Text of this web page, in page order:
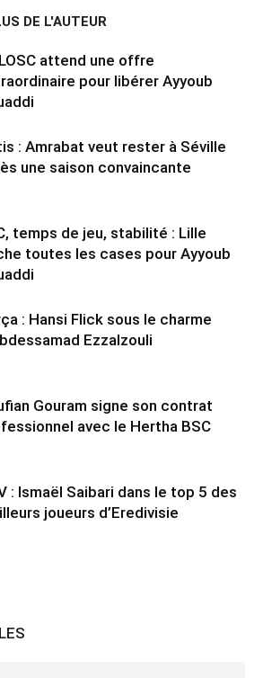
DE L'AUTEUR
attend une offre
pour libérer Ayyoub
: Amrabat veut rester à Séville
une saison convaincante
temps de jeu, stabilité : Lille
toutes les cases pour Ayyoub
: Hansi Flick sous le charme
Ezzalzouli
Gouram signe son contrat
avec le Hertha BSC
: Ismaël Saibari dans le top 5 des
joueurs d’Eredivisie